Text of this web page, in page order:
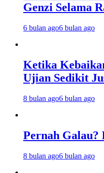
Genzi Selama
6 bulan ago6 bulan ago
Ketika
Ujian Sedikit
8 bulan ago6 bulan ago
Pernah Galau?
8 bulan ago6 bulan ago